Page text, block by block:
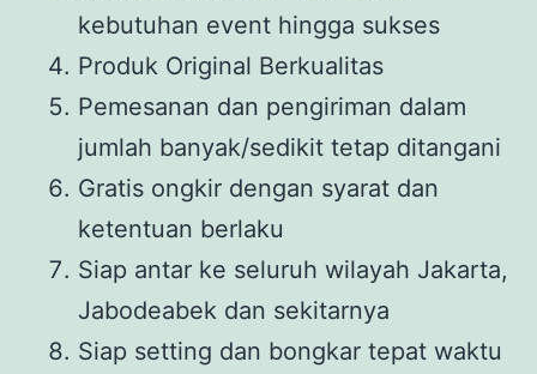
kebutuhan event hingga sukses
Produk Original Berkualitas
Pemesanan dan pengiriman dalam
jumlah banyak/sedikit tetap ditangani
Gratis ongkir dengan syarat dan
ketentuan berlaku
Siap antar ke seluruh wilayah Jakarta,
Jabodeabek dan sekitarnya
Siap setting dan bongkar tepat waktu